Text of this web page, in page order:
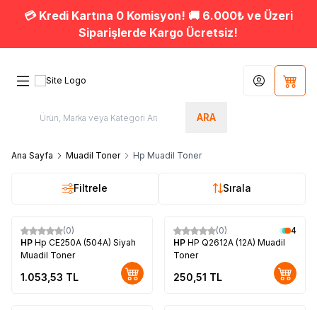
💳 Kredi Kartına 0 Komisyon! 🚚 6.000₺ ve Üzeri
Siparişlerde Kargo Ücretsiz!
ARA
Hesabım
Ana Sayfa Muadil Toner Hp Muadil Toner
Filtrele Sırala
(0)
HP Hp CE250A (504A) Siyah
Muadil Toner
1.053,53 TL
(0)
4
HP HP Q2612A (12A) Muadil
Toner
250,51 TL